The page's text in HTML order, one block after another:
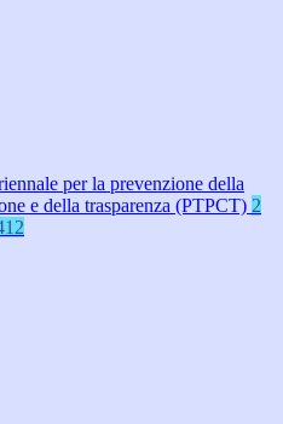
per la prevenzione della
e della trasparenza (PTPCT) 2